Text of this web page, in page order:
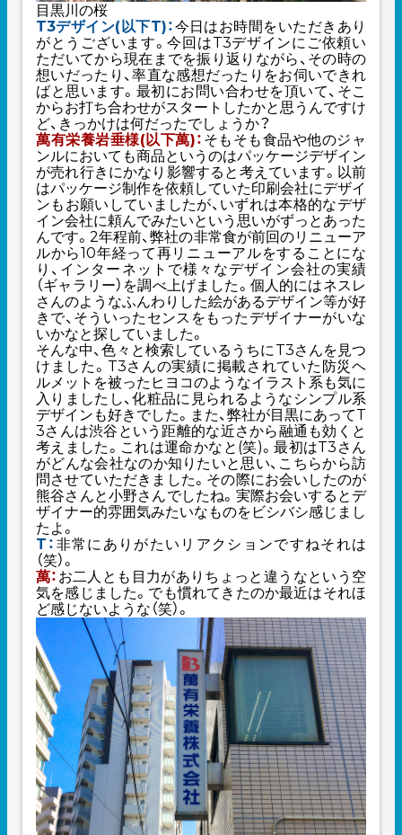
目黒川の桜
T3デザイン(以下T)：今日はお時間をいただきあり
がとうございます。今回はT3デザインにご依頼い
ただいてから現在までを振り返りながら、その時の
想いだったり、率直な感想だったりをお伺いできれ
ばと思います。最初にお問い合わせを頂いて、そこ
からお打ち合わせがスタートしたかと思うんですけ
ど、きっかけは何だったでしょうか？
萬有栄養岩垂様(以下萬)： そもそも食品や他のジャ
ンルにおいても商品というのはパッケージデザイン
が売れ行きにかなり影響すると考えています。以前
はパッケージ制作を依頼していた印刷会社にデザイ
ンもお願いしていましたが、いずれは本格的なデザ
イン会社に頼んでみたいという思いがずっとあった
んです。2年程前、弊社の非常食が前回のリニューア
ルから10年経って再リニューアルをすることにな
り、インターネットで様々なデザイン会社の実績
（ギャラリー）を調べ上げました。個人的にはネスレ
さんのようなふんわりした絵があるデザイン等が好
きで、そういったセンスをもったデザイナーがいな
いかなと探していました。
そんな中、色々と検索しているうちにT3さんを見つ
けました。T3さんの実績に掲載されていた 防災ヘ
ルメットを被ったヒヨコのようなイラスト系 も気に
入りましたし、化粧品に見られるようなシンプル系
デザインも好きでした。また、弊社が目黒にあってT
3さんは渋谷という距離的な近さから融通も効くと
考えました。これは運命かなと(笑)。最初はT3さん
がどんな会社なのか知りたいと思い、こちらから訪
問させていただきました。その際にお会いしたのが
熊谷さんと小野さんでしたね。実際お会いするとデ
ザイナー的雰囲気みたいなものをビシバシ感じまし
たよ。
T： 非常にありがたいリアクションですねそれは
（笑）。
萬： お二人とも目力がありちょっと違うなという空
気を感じました。でも慣れてきたのか最近はそれほ
ど感じないような（笑）。